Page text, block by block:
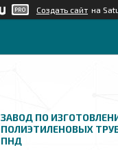
Создать сайт на
ЗАВОД ПО
ПОЛИЭТИЛЕНОВЫХ
ПНД